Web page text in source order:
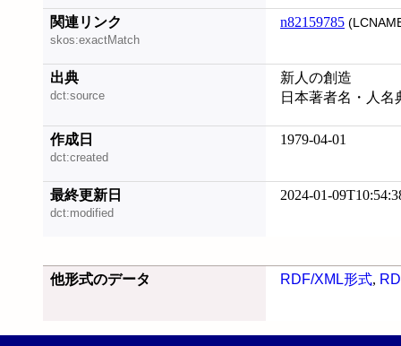
関連リンク
skos:exactMatch
n82159785
出典
dct:source
新人の創造
日本著者名・人名
作成日
dct:created
1979-04-01
最終更新日
dct:modified
2024-01-
他形式のデータ RDF/XML形式,